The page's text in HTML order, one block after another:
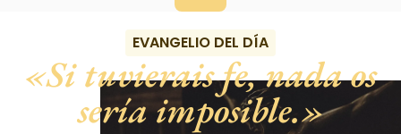
EVANGELIO DEL DÍA
Si tuvierais fe, nada os
sería imposible.